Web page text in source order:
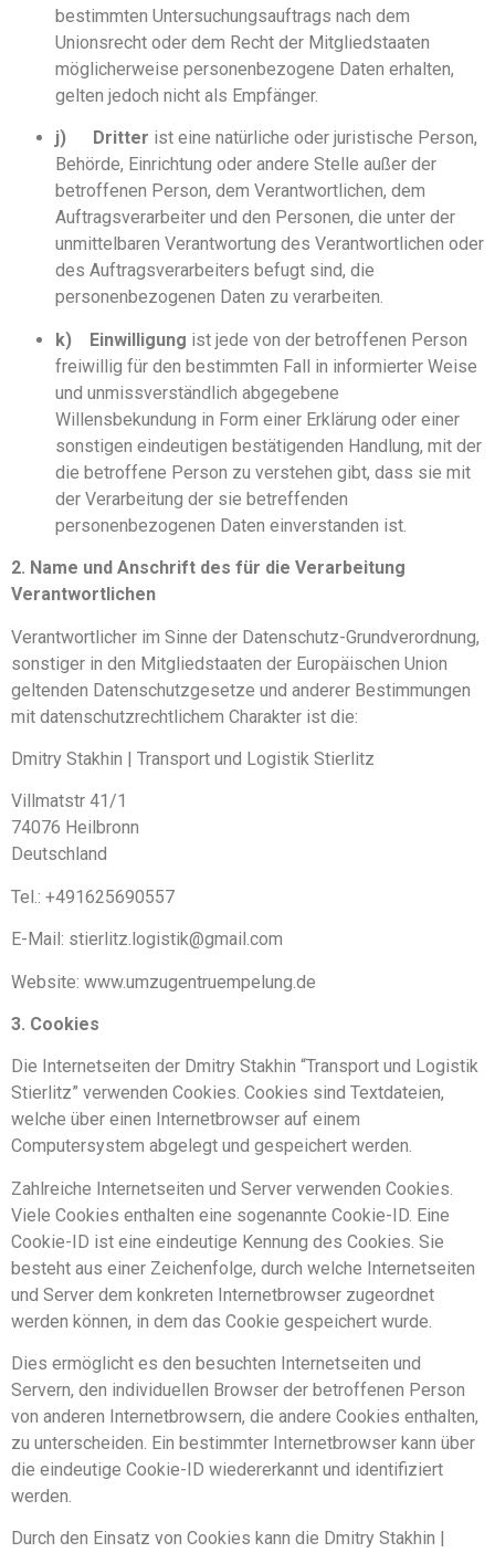
bestimmten Untersuchungsauftrags nach dem
Unionsrecht oder dem Recht der Mitgliedstaaten
möglicherweise personenbezogene Daten erhalten,
gelten jedoch nicht als Empfänger.
j) Dritter ist eine natürliche oder juristische Person,
Behörde, Einrichtung oder andere Stelle außer der
betroffenen Person, dem Verantwortlichen, dem
Auftragsverarbeiter und den Personen, die unter der
unmittelbaren Verantwortung des Verantwortlichen oder
des Auftragsverarbeiters befugt sind, die
personenbezogenen Daten zu verarbeiten.
k) Einwilligung ist jede von der betroffenen Person
freiwillig für den bestimmten Fall in informierter Weise
und unmissverständlich abgegebene
Willensbekundung in Form einer Erklärung oder einer
sonstigen eindeutigen bestätigenden Handlung, mit der
die betroffene Person zu verstehen gibt, dass sie mit
der Verarbeitung der sie betreffenden
personenbezogenen Daten einverstanden ist.
2. Name und Anschrift des für die Verarbeitung
Verantwortlichen
Verantwortlicher im Sinne der Datenschutz-Grundverordnung,
sonstiger in den Mitgliedstaaten der Europäischen Union
geltenden Datenschutzgesetze und anderer Bestimmungen
mit datenschutzrechtlichem Charakter ist die:
Dmitry Stakhin | Transport und Logistik Stierlitz
Villmatstr 41/1
74076 Heilbronn
Deutschland
Tel.: +491625690557
E-Mail: stierlitz.logistik@gmail.com
Website: www.umzugentruempelung.de
3. Cookies
Die Internetseiten der Dmitry Stakhin “Transport und Logistik
Stierlitz” verwenden Cookies. Cookies sind Textdateien,
welche über einen Internetbrowser auf einem
Computersystem abgelegt und gespeichert werden.
Zahlreiche Internetseiten und Server verwenden Cookies.
Viele Cookies enthalten eine sogenannte Cookie-ID. Eine
Cookie-ID ist eine eindeutige Kennung des Cookies. Sie
besteht aus einer Zeichenfolge, durch welche Internetseiten
und Server dem konkreten Internetbrowser zugeordnet
werden können, in dem das Cookie gespeichert wurde.
Dies ermöglicht es den besuchten Internetseiten und
Servern, den individuellen Browser der betroffenen Person
von anderen Internetbrowsern, die andere Cookies enthalten,
zu unterscheiden. Ein bestimmter Internetbrowser kann über
die eindeutige Cookie-ID wiedererkannt und identifiziert
werden.
Durch den Einsatz von Cookies kann die Dmitry Stakhin |